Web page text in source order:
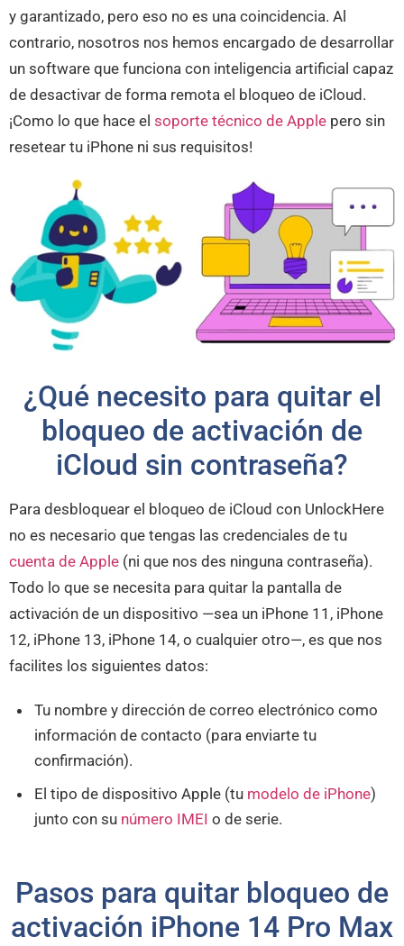
y garantizado, pero eso no es una coincidencia. Al
contrario, nosotros nos hemos encargado de desarrollar
un software que funciona con inteligencia artificial capaz
de desactivar de forma remota el bloqueo de iCloud.
¡Como lo que hace el soporte técnico de Apple pero sin
resetear tu iPhone ni sus requisitos!
¿Qué necesito para quitar el
bloqueo de activación de
iCloud sin contraseña?
Para desbloquear el bloqueo de iCloud con UnlockHere
no es necesario que tengas las credenciales de tu
cuenta de Apple (ni que nos des ninguna contraseña).
Todo lo que se necesita para quitar la pantalla de
activación de un dispositivo —sea un iPhone 11, iPhone
12, iPhone 13, iPhone 14, o cualquier otro—, es que nos
facilites los siguientes datos:
Tu nombre y dirección de correo electrónico como
información de contacto (para enviarte tu
confirmación).
El tipo de dispositivo Apple (tu modelo de iPhone)
junto con su número IMEIo de serie.
Pasos para quitar bloqueo de
activación iPhone 14 Pro Max